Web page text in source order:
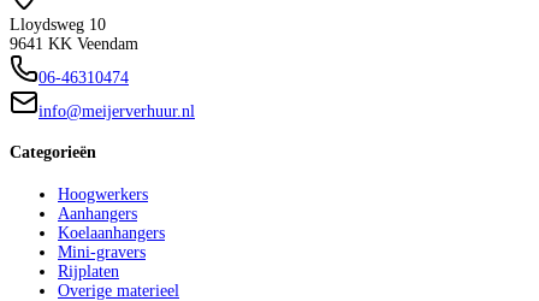
Lloydsweg 10
9641 KK Veendam
06-46310474
info@meijerverhuur.nl
Categorieën
Hoogwerkers
Aanhangers
Koelaanhangers
Mini-gravers
Rijplaten
Overige materieel